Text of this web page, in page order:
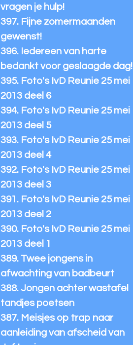
vragen je hulp!
397. Fijne zomermaanden
gewenst!
396. Iedereen van harte
bedankt voor geslaagde dag!
395. Foto's IvD Reunie 25 mei
2013 deel 6
394. Foto's IvD Reunie 25 mei
2013 deel 5
393. Foto's IvD Reunie 25 mei
2013 deel 4
392. Foto's IvD Reunie 25 mei
2013 deel 3
391. Foto's IvD Reunie 25 mei
2013 deel 2
390. Foto's IvD Reunie 25 mei
2013 deel 1
389. Twee jongens in
afwachting van badbeurt
388. Jongen achter wastafel
tandjes poetsen
387. Meisjes op trap naar
aanleiding van afscheid van